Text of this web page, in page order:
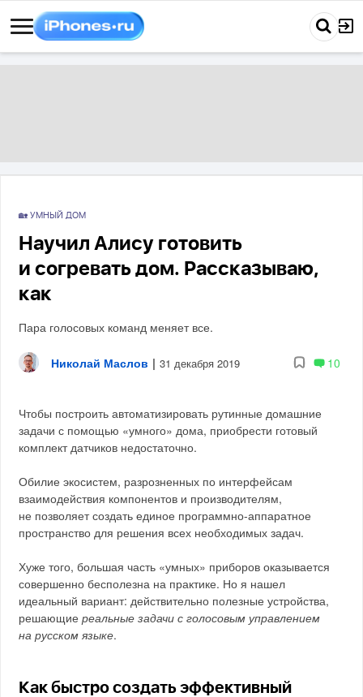
🏡 УМНЫЙ ДОМ
Научил Алису готовить
и согревать дом. Рассказываю,
как
Пара голосовых команд меняет все.
Николай Маслов | 31 декабря 2019 10
Чтобы построить автоматизировать рутинные домашние
задачи с помощью «умного» дома, приобрести готовый
комплект датчиков недостаточно.
Обилие экосистем, разрозненных по интерфейсам
взаимодействия компонентов и производителям,
не позволяет создать единое программно-аппаратное
пространство для решения всех необходимых задач.
Хуже того, большая часть «умных» приборов оказывается
совершенно бесполезна на практике. Но я нашел
идеальный вариант: действительно полезные устройства,
решающиереальные задачи с голосовым управлением
на русском языке.
Как быстро создать эффективный